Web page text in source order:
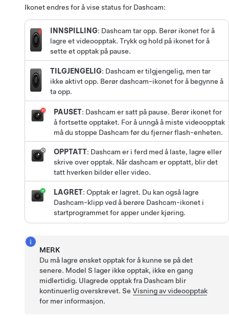
Ikonet endres for å vise status for Dashcam:
INNSPILLING: Dashcam tar opp. Berør ikonet for å
lagre et videoopptak. Trykk og hold på ikonet for å
sette et opptak på pause.
TILGJENGELIG: Dashcam er tilgjengelig, men tar
ikke aktivt opp. Berør dashcam-ikonet for å begynne å
ta opp.
PAUSET: Dashcam er satt på pause. Berør ikonet for
å fortsette opptaket. For å unngå å miste videoopptak
må du stoppe Dashcam før du fjerner flash-enheten.
OPPTATT: Dashcam er i ferd med å laste, lagre eller
skrive over opptak. Når dashcam er opptatt, blir det
tatt hverken bilder eller video.
LAGRET: Opptak er lagret. Du kan også lagre
Dashcam-klipp ved å berøre Dashcam-ikonet i
startprogrammet for apper under kjøring.
MERK
Du må lagre ønsket opptak for å kunne se på det
senere. Model S lager ikke opptak, ikke en gang
midlertidig. Ulagrede opptak fra Dashcam blir
kontinuerlig overskrevet. SeVisning av videoopptak
for mer informasjon.